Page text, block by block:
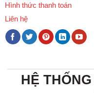
Hình thức thanh toán
Liên hệ
HỆ